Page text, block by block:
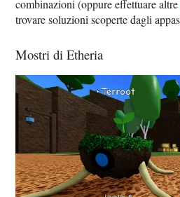
combinazioni (oppure effettuare
trovare soluzioni scoperte dagli
Mostri di Etheria